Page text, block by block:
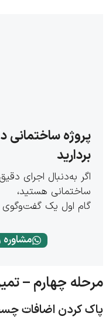
ساختمانی
به‌دنبال اجرای دقیق و
هستید،
اول یک گفت‌وگوی
مشاوره
چهارم –
کردن اضافات چسب